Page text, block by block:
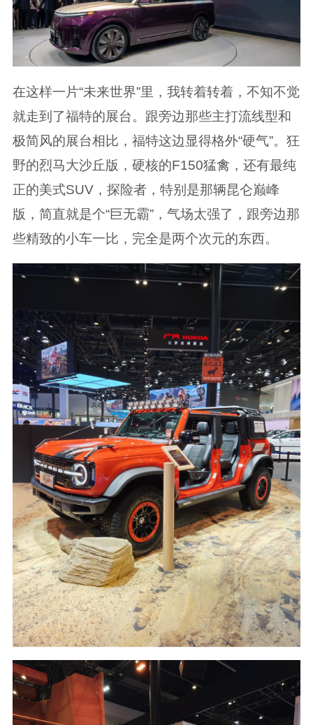
在这样一片“未来世界”里，我转着转着，不知不觉
就走到了福特的展台。跟旁边那些主打流线型和
极简风的展台相比，福特这边显得格外“硬气”。狂
野的烈马大沙丘版，硬核的F150猛禽，还有最纯
正的美式SUV，探险者，特别是那辆昆仑巅峰
版，简直就是个“巨无霸”，气场太强了，跟旁边那
些精致的小车一比，完全是两个次元的东西。